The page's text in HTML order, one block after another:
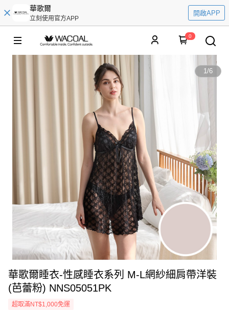
華歌爾
立刻使用官方APP
開啟APP
0
1/6
華歌爾睡衣-性感睡衣系列 M-L網紗細肩帶洋裝
(芭蕾粉) NNS05051PK
超取滿NT$1,000免運